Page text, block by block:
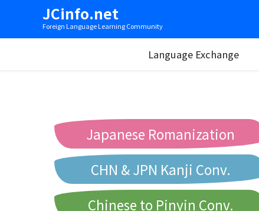
JCinfo.net
Foreign Language Learning Community
Language Exchange
Japanese Romanization
CHN & JPN Kanji Conv.
Chinese to Pinyin Conv.